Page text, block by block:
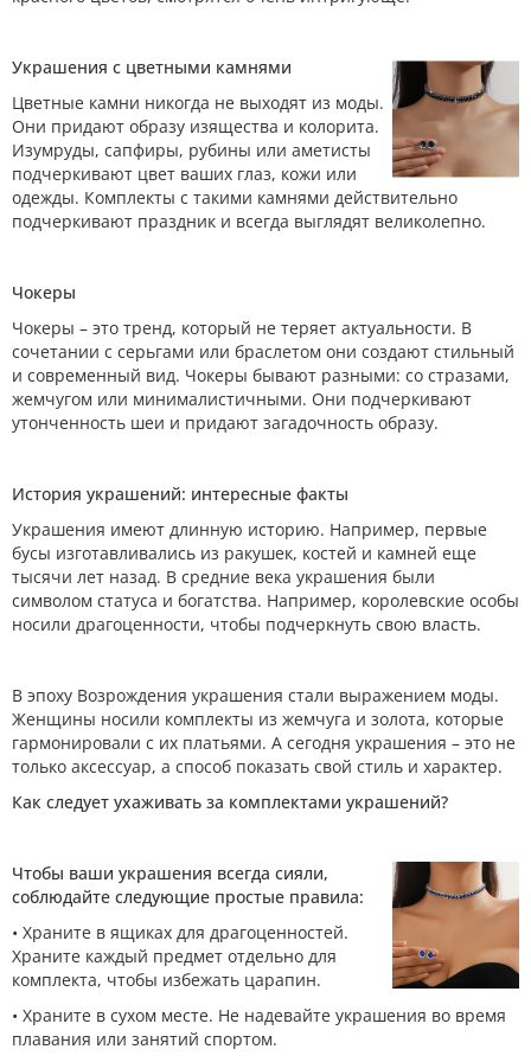
Украшения с цветными камнями
Цветные камни никогда не выходят из моды.
Они придают образу изящества и колорита.
Изумруды, сапфиры, рубины или аметисты
подчеркивают цвет ваших глаз, кожи или
одежды. Комплекты с такими камнями действительно
подчеркивают праздник и всегда выглядят великолепно.
Чокеры
Чокеры – это тренд, который не теряет актуальности. В
сочетании с серьгами или браслетом они создают стильный
и современный вид. Чокеры бывают разными: со стразами,
жемчугом или минималистичными. Они подчеркивают
утонченность шеи и придают загадочность образу.
История украшений: интересные факты
Украшения имеют длинную историю. Например, первые
бусы изготавливались из ракушек, костей и камней еще
тысячи лет назад. В средние века украшения были
символом статуса и богатства. Например, королевские особы
носили драгоценности, чтобы подчеркнуть свою власть.
В эпоху Возрождения украшения стали выражением моды.
Женщины носили комплекты из жемчуга и золота, которые
гармонировали с их платьями. А сегодня украшения – это не
только аксессуар, а способ показать свой стиль и характер.
Как следует ухаживать за комплектами украшений?
Чтобы ваши украшения всегда сияли,
соблюдайте следующие простые правила:
• Храните в ящиках для драгоценностей.
Храните каждый предмет отдельно для
комплекта, чтобы избежать царапин.
• Храните в сухом месте. Не надевайте украшения во время
плавания или занятий спортом.